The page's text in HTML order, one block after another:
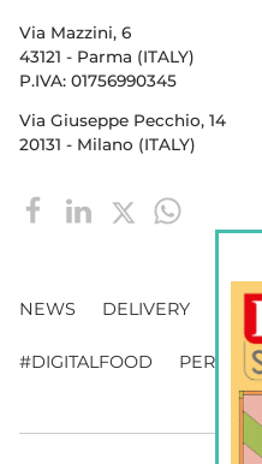
Via Mazzini, 6
43121 - Parma (ITALY)
P.IVA: 01756990345
Via Giuseppe Pecchio, 14
20131 - Milano (ITALY)
NEWS DELIVERY
#DIGITALFOOD